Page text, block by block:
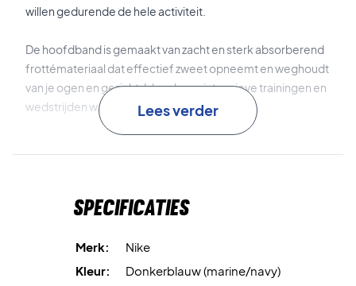
willen gedurende de hele activiteit.
De hoofdband is gemaakt van zacht en sterk absorberend
frottémateriaal dat effectief zweet opneemt en weghoudt
van je ogen en gezicht. Ideaal voor intensieve trainingen en
wedstrijden waarin concentratie cruciaal is.
completeert de sportieve look, terwijl de marineblauwe en
Blijf droog en comfortabel – kies de Nike Swoosh Classic
Lees verder
Specificaties
Merk:
Nike
Kleur:
Donkerblauw (marine/navy)